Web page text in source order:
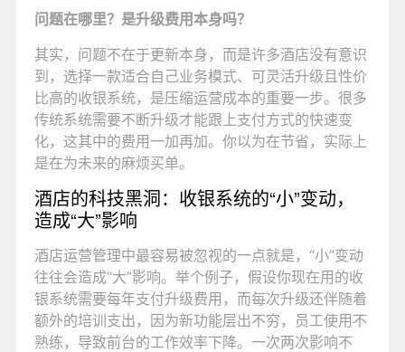
问题在哪里？是升级费用本身吗？
其实，问题不在于更新本身，而是许多酒店没有意识
到，选择一款适合自己业务模式、可灵活升级且性价
比高的收银系统，是压缩运营成本的重要一步。很多
传统系统需要不断升级才能跟上支付方式的快速变
化，这其中的费用一加再加。你以为在节省，实际上
是在为未来的麻烦买单。
酒店的科技黑洞：收银系统的“小”变动，
造成“大”影响
酒店运营管理中最容易被忽视的一点就是，“小”变动
往往会造成“大”影响。举个例子，假设你现在用的收
银系统需要每年支付升级费用，而每次升级还伴随着
额外的培训支出，因为新功能层出不穷，员工使用不
熟练，导致前台的工作效率下降。一次两次影响不